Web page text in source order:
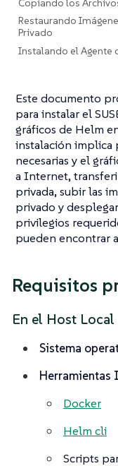
Copiando los
Restaurando
Privado
Instalando el Agente
Este documento
para instalar el
gráficos de Helm
instalación implica
necesarias y el
a Internet,
privada, subir las
privado y
privilegios
pueden encontrar
Requisitos
En el Host
Sistema
Herramientas
Docker
Helm cli
Scripts